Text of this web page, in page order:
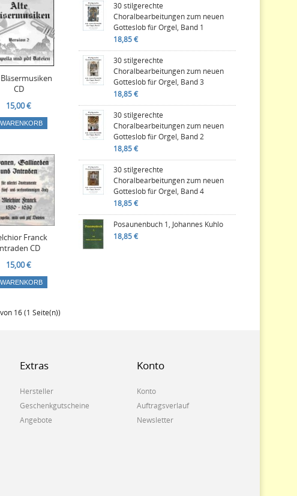
CD
15,00 €
Franck
CD
15,00 €
16 (1 Seite(n))
30 stilgerechte
Choralbearbeitungen zum neuen
Gotteslob für Orgel, Band 1
18,85 €
30 stilgerechte
Choralbearbeitungen zum neuen
Gotteslob für Orgel, Band 3
18,85 €
30 stilgerechte
Choralbearbeitungen zum neuen
Gotteslob für Orgel, Band 2
18,85 €
30 stilgerechte
Choralbearbeitungen zum neuen
Gotteslob für Orgel, Band 4
18,85 €
Posaunenbuch 1, Johannes Kuhlo
18,85 €
Extras
Hersteller
Geschenkgutscheine
Angebote
Konto
Konto
Auftragsverlauf
Newsletter